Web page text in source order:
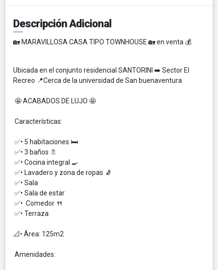
Descripción Adicional
🏡 MARAVILLOSA CASA TIPO TOWNHOUSE 🏡 en venta 💰
Ubicada en el conjunto residencial SANTORINI ➡️ Sector El
Recreo 📍Cerca de la universidad de San buenaventura
🤩 ACABADOS DE LUJO 🤩
Características:
✅• 5 habitaciones 🛏️
✅• 3 baños 🚿
✅• Cocina integral 🍳
✅• Lavadero y zona de ropas 🧦
✅• Sala
✅• Sala de estar
✅• Comedor 🍴
✅• Terraza
📐• Área: 125m2
Amenidades: